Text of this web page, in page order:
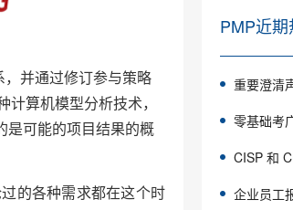
，并通过修订参与策略
算机模型分析技术，
是可能的项目结果的概
的各种需求都在这个时
PMP近期
重要澄清
零基础考
CISP 和
企业员工